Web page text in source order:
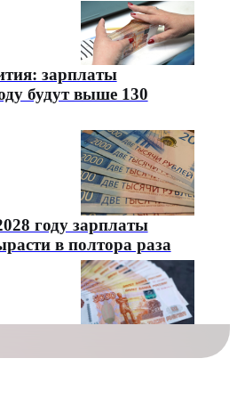
зарплаты
будут выше 130
году зарплаты
в полтора раза